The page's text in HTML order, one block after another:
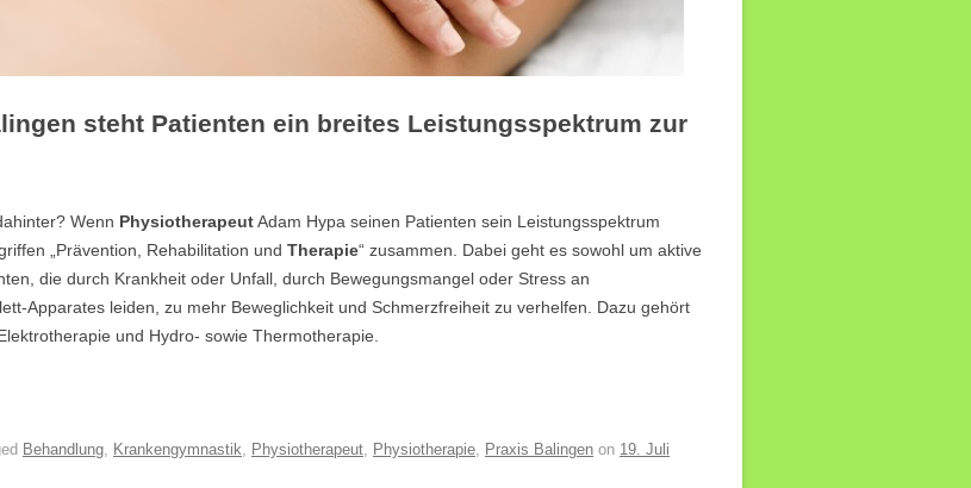
steht Patienten ein breites Leistungsspektrum zur
Wenn PhysiotherapeutAdam Hypa seinen Patienten sein Leistungsspektrum
„Prävention, Rehabilitation und Therapie“ zusammen. Dabei geht es sowohl um aktive
die durch Krankheit oder Unfall, durch Bewegungsmangel oder Stress an
Apparates leiden, zu mehr Beweglichkeit und Schmerzfreiheit zu verhelfen. Dazu gehört
und Hydro- sowie Thermotherapie.
Behandlung, Krankengymnastik, Physiotherapeut, Physiotherapie, Praxis Balingen on 19. Juli